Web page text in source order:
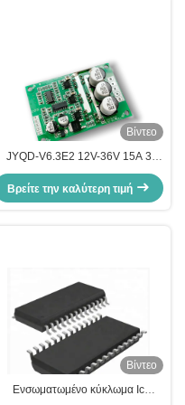
Βίντεο
JYQD-V6.3E2 12V-36V 15A 3
Φάσης BLDC Motor Controller
Board. Υψηλής απόδοσης χωρίς
αισθητήρες χωρίς βούρτσα DC
Βρείτε την καλύτερη τιμή
Βίντεο
Ενσωματωμένο κύκλωμα Ic